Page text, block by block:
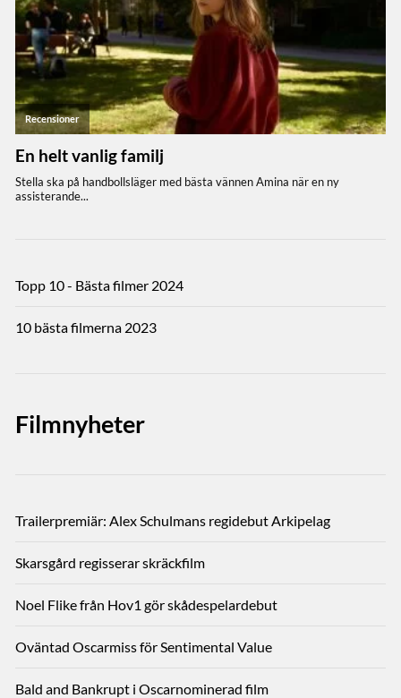
Topp 10 - Bästa filmer 2024
10 bästa filmerna 2023
Filmnyheter
Trailerpremiär: Alex Schulmans regidebut Arkipelag
Skarsgård regisserar skräckfilm
Noel Flike från Hov1 gör skådespelardebut
Oväntad Oscarmiss för Sentimental Value
Bald and Bankrupt i Oscarnominerad film